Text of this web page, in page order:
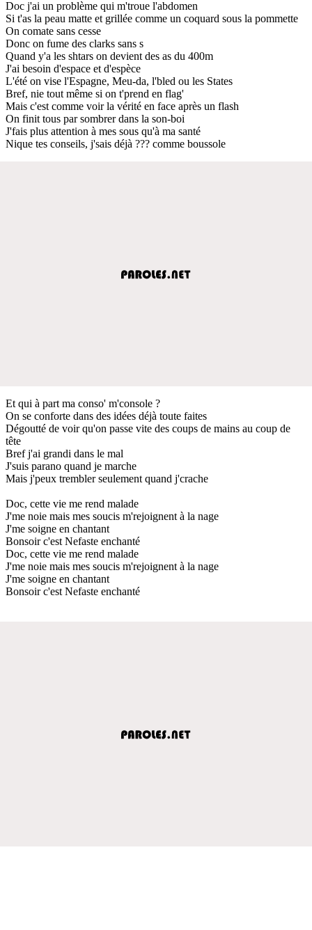
Doc j'ai un problème qui m'troue l'abdomen
Si t'as la peau matte et grillée comme un coquard sous la pommette
On comate sans cesse
Donc on fume des clarks sans s
Quand y'a les shtars on devient des as du 400m
J'ai besoin d'espace et d'espèce
L'été on vise l'Espagne, Meu-da, l'bled ou les States
Bref, nie tout même si on t'prend en flag'
Mais c'est comme voir la vérité en face après un flash
On finit tous par sombrer dans la son-boi
J'fais plus attention à mes sous qu'à ma santé
Nique tes conseils, j'sais déjà ??? comme boussole
Et qui à part ma conso' m'console ?
On se conforte dans des idées déjà toute faites
Dégoutté de voir qu'on passe vite des coups de mains au coup de
tête
Bref j'ai grandi dans le mal
J'suis parano quand je marche
Mais j'peux trembler seulement quand j'crache
Doc, cette vie me rend malade
J'me noie mais mes soucis m'rejoignent à la nage
J'me soigne en chantant
Bonsoir c'est Nefaste enchanté
Doc, cette vie me rend malade
J'me noie mais mes soucis m'rejoignent à la nage
J'me soigne en chantant
Bonsoir c'est Nefaste enchanté